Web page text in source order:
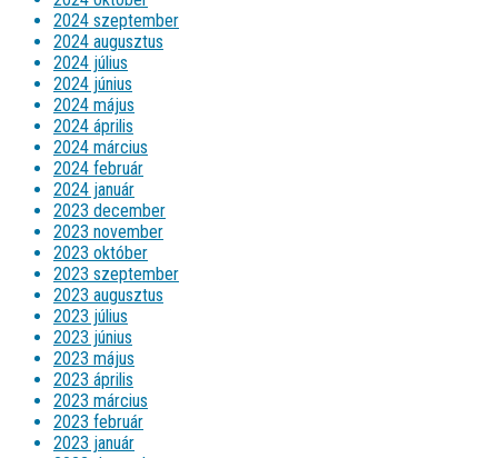
2024 szeptember
2024 augusztus
2024 július
2024 június
2024 május
2024 április
2024 március
2024 február
2024 január
2023 december
2023 november
2023 október
2023 szeptember
2023 augusztus
2023 július
2023 június
2023 május
2023 április
2023 március
2023 február
2023 január